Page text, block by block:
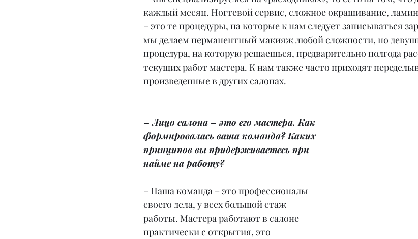
каждый месяц. Ногтевой сервис, сложное окрашивание,
– это те процедуры, на которые к нам следует записываться
мы делаем перманентный макияж любой сложности, но
процедура, на которую решаешься, предварительно полгода
текущих работ мастера. К нам также часто приходят
произведенные в других салонах.
– Лицо салона – это его мастера. Как
формировалась ваша команда? Каких
принципов вы придерживаетесь при
найме на работу?
– Наша команда – это профессионалы
своего дела, у всех большой стаж
работы. Мастера работают в салоне
практически с открытия, это